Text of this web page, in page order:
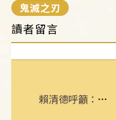
鬼滅之刃
讀者留言
賴清德呼籲：企業有賺錢就該幫員工加薪